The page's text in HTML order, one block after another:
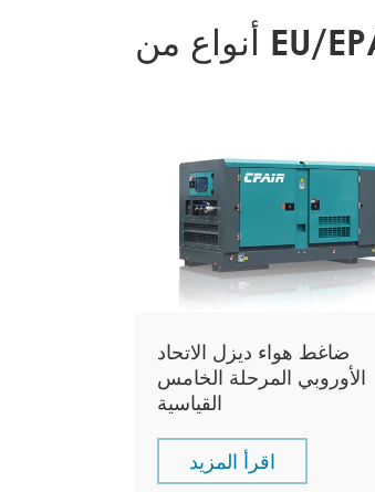
ضاغط هواء ديزل الاتحاد
الأوروبي المرحلة الخامس
القياسية
اقرأ المزيد